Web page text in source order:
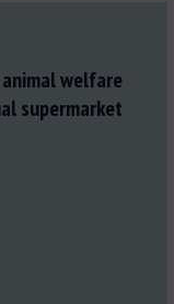
welfare
supermarket